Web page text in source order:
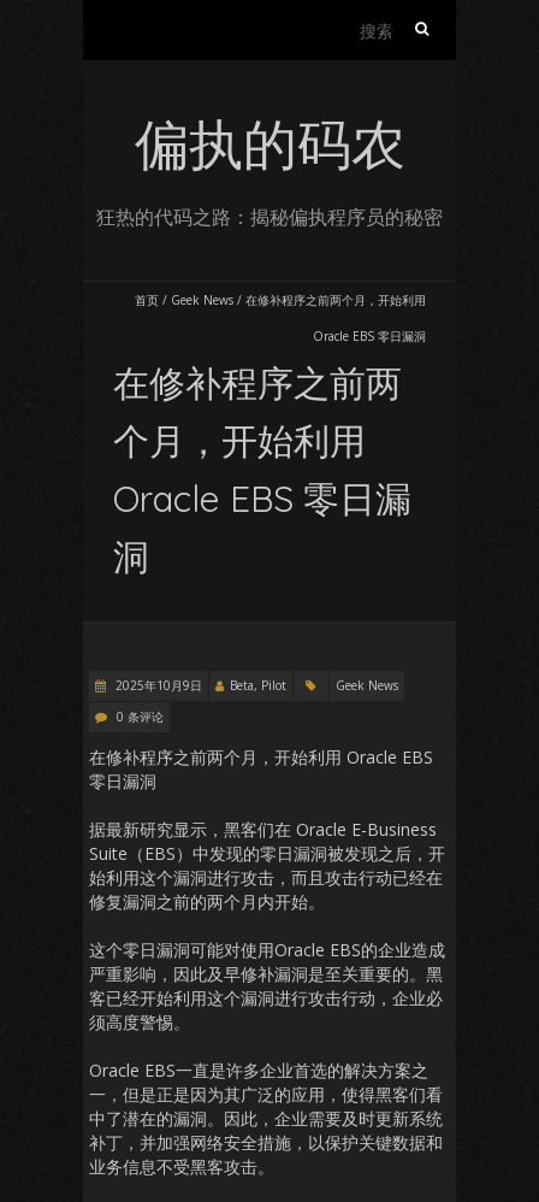
偏执的码农
狂热的代码之路：揭秘偏执程序员的秘密
首页 / Geek News / 在修补程序之前两个月，开始利用
Oracle EBS 零日漏洞
在修补程序之前两
个月，开始利用
Oracle EBS 零日漏
洞
2025年10月9日 Beta, Pilot
Geek News
0 条评论
在修补程序之前两个月，开始利用 Oracle EBS
零日漏洞
据最新研究显示，黑客们在 Oracle E-Business
Suite（EBS）中发现的零日漏洞被发现之后，开
始利用这个漏洞进行攻击，而且攻击行动已经在
修复漏洞之前的两个月内开始。
这个零日漏洞可能对使用Oracle EBS的企业造成
严重影响，因此及早修补漏洞是至关重要的。黑
客已经开始利用这个漏洞进行攻击行动，企业必
须高度警惕。
Oracle EBS一直是许多企业首选的解决方案之
一，但是正是因为其广泛的应用，使得黑客们看
中了潜在的漏洞。因此，企业需要及时更新系统
补丁，并加强网络安全措施，以保护关键数据和
业务信息不受黑客攻击。